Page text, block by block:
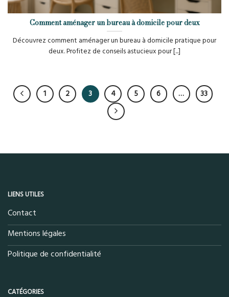
Comment aménager un bureau à domicile pour deux
Découvrez comment aménager un bureau à domicile pratique pour
deux. Profitez de conseils astucieux pour [...]
1 2 3 4 5 6 … 33
LIENS UTILES
Contact
Mentions légales
Politique de confidentialité
CATÉGORIES